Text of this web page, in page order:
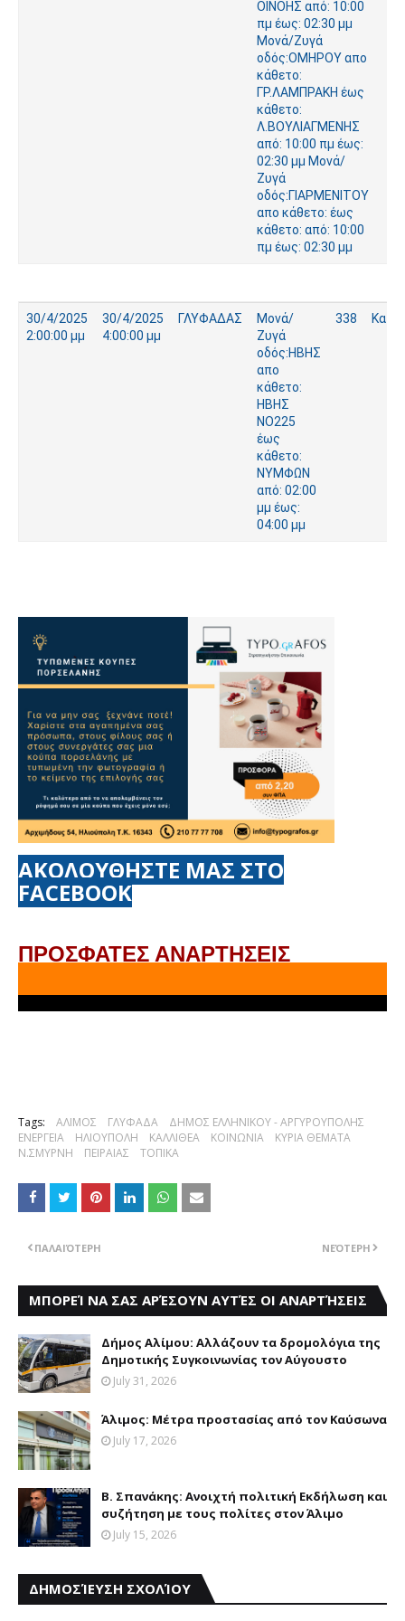
ΟΙΝΟΗΣ από: 10:00
πμ έως: 02:30 μμ
Μονά/Ζυγά
οδός:ΟΜΗΡΟΥ απο
κάθετο:
ΓΡ.ΛΑΜΠΡΑΚΗ έως
κάθετο:
Λ.ΒΟΥΛΙΑΓΜΕΝΗΣ
από: 10:00 πμ έως:
02:30 μμ Μονά/
Ζυγά
οδός:ΓΙΑΡΜΕΝΙΤΟΥ
απο κάθετο: έως
κάθετο: από: 10:00
πμ έως: 02:30 μμ
30/4/2025
2:00:00 μμ
30/4/2025
4:00:00 μμ
ΓΛΥΦΑΔΑΣ
Μονά/
Ζυγά
οδός:ΗΒΗΣ
απο
κάθετο:
ΗΒΗΣ
ΝΟ225
έως
κάθετο:
ΝΥΜΦΩΝ
από: 02:00
μμ έως:
04:00 μμ
338
ΑΚΟΛΟΥΘΗΣΤΕ ΜΑΣ ΣΤΟ
FACEBOOK
ΠΡΟΣΦΑΤΕΣ ΑΝΑΡΤΗΣΕΙΣ
Tags: ΑΛΙΜΟΣ ΓΛΥΦΑΔΑ
ΔΗΜΟΣ ΕΛΛΗΝΙΚΟΥ - ΑΡΓΥΡΟΥΠΟΛΗΣ
ΕΝΕΡΓΕΙΑ
ΗΛΙΟΥΠΟΛΗ ΚΑΛΛΙΘΕΑ ΚΟΙΝΩΝΙΑ
ΚΥΡΙΑ ΘΕΜΑΤΑ
Ν.ΣΜΥΡΝΗ
ΠΕΙΡΑΙΑΣ ΤΟΠΙΚΑ
ΝΕΌΤΕΡΗ
ΠΑΛΑΙΌΤΕΡΗ
ΜΠΟΡΕΊ ΝΑ ΣΑΣ ΑΡΈΣΟΥΝ ΑΥΤΈΣ ΟΙ ΑΝΑΡΤΉΣΕΙΣ
Δήμος Aλίμου: Aλλάζουν τα δρομολόγια της
Δημοτικής Συγκοινωνίας τον Aύγουστο
July 31, 2026
Άλιμος: Mέτρα προστασίας από τον Kαύσωνα
July 17, 2026
B. Σπανάκης: Aνοιχτή πολιτική Eκδήλωση και
συζήτηση με τους πολίτες στον Άλιμο
July 15, 2026
ΔΗΜΟΣΊΕΥΣΗ ΣΧΟΛΊΟΥ